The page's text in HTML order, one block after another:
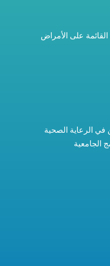
على الأمراض
في الرعاية الصحية
الجامعية